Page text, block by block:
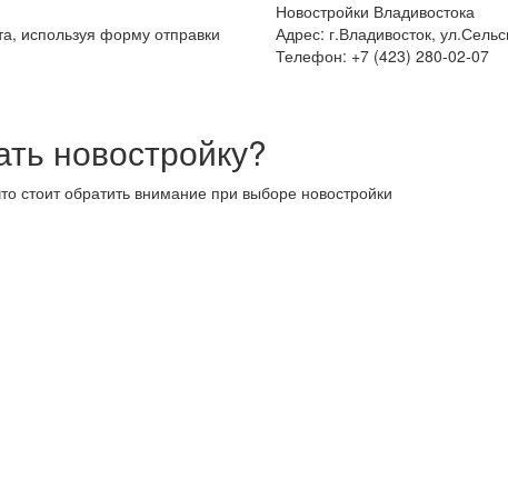
используя форму отправки
Новостройки Владивостока
Адрес: г.Владивосток,
Телефон: +7 (423) 280-02-07
новостройку?
стоит обратить внимание при выборе новостройки